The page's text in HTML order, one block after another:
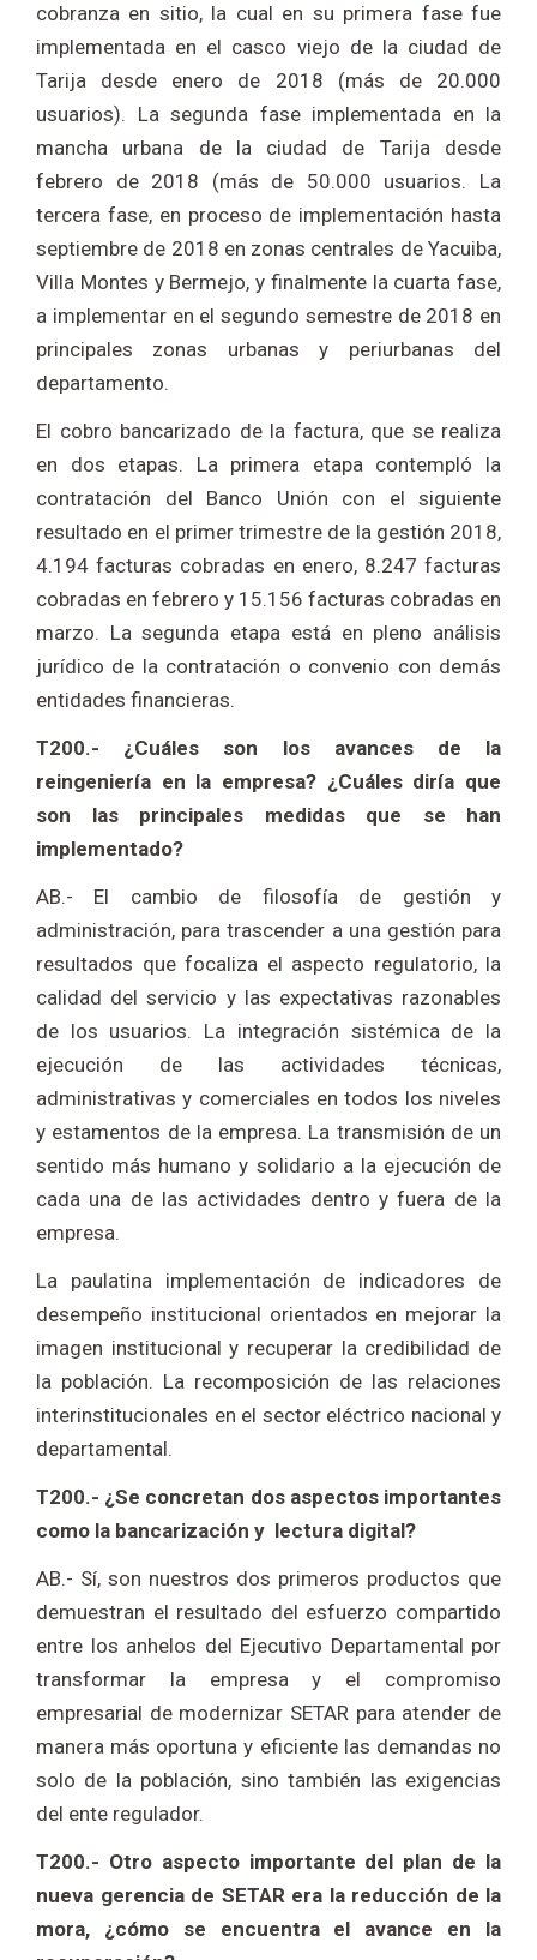
cobranza en sitio, la cual en su primera fase fue
implementada en el casco viejo de la ciudad de
Tarija desde enero de 2018 (más de 20.000
usuarios). La segunda fase implementada en la
mancha urbana de la ciudad de Tarija desde
febrero de 2018 (más de 50.000 usuarios. La
tercera fase, en proceso de implementación hasta
septiembre de 2018 en zonas centrales de Yacuiba,
Villa Montes y Bermejo, y finalmente la cuarta fase,
a implementar en el segundo semestre de 2018 en
principales zonas urbanas y periurbanas del
departamento.
El cobro bancarizado de la factura, que se realiza
en dos etapas. La primera etapa contempló la
contratación del Banco Unión con el siguiente
resultado en el primer trimestre de la gestión 2018,
4.194 facturas cobradas en enero, 8.247 facturas
cobradas en febrero y 15.156 facturas cobradas en
marzo. La segunda etapa está en pleno análisis
jurídico de la contratación o convenio con demás
entidades financieras.
T200.- ¿Cuáles son los avances de la
reingeniería en la empresa? ¿Cuáles diría que
son las principales medidas que se han
implementado?
AB.- El cambio de filosofía de gestión y
administración, para trascender a una gestión para
resultados que focaliza el aspecto regulatorio, la
calidad del servicio y las expectativas razonables
de los usuarios. La integración sistémica de la
ejecución de las actividades técnicas,
administrativas y comerciales en todos los niveles
y estamentos de la empresa. La transmisión de un
sentido más humano y solidario a la ejecución de
cada una de las actividades dentro y fuera de la
empresa.
La paulatina implementación de indicadores de
desempeño institucional orientados en mejorar la
imagen institucional y recuperar la credibilidad de
la población. La recomposición de las relaciones
interinstitucionales en el sector eléctrico nacional y
departamental.
T200.- ¿Se concretan dos aspectos importantes
como la bancarización y lectura digital?
AB.- Sí, son nuestros dos primeros productos que
demuestran el resultado del esfuerzo compartido
entre los anhelos del Ejecutivo Departamental por
transformar la empresa y el compromiso
empresarial de modernizar SETAR para atender de
manera más oportuna y eficiente las demandas no
solo de la población, sino también las exigencias
del ente regulador.
T200.- Otro aspecto importante del plan de la
nueva gerencia de SETAR era la reducción de la
mora, ¿cómo se encuentra el avance en la